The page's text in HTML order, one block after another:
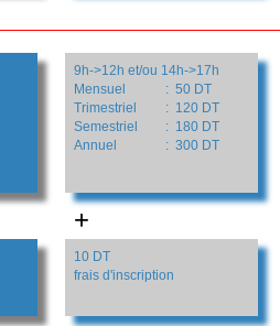
9h->12h et/ou 14h->17h
Mensuel
: 50 DT
Trimestriel
: 120 DT
Semestriel
: 180 DT
Annuel
: 300 DT
+
10 DT
frais d'inscription